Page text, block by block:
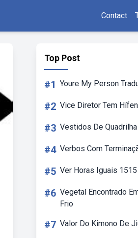
Contact
Top Post
#1 Youre My Person
#2 Vice Diretor Tem Hífen
#3 Vestidos De
#4 Verbos Com
#5 Ver Horas Iguais 1515
#6 Vegetal Encontrado
Frio
#7 Valor Do Kimono De